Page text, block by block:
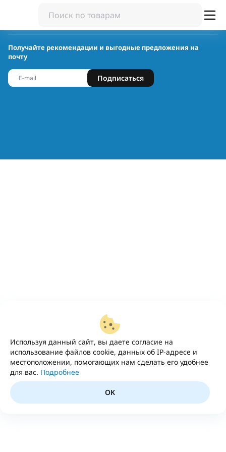
Используя данный сайт, вы даете согласие на
использование файлов cookie, данных об IP-адресе и
местоположении, помогающих нам сделать его удобнее
для вас. Подробнее
OK
Получайте рекомендации и выгодные предложения на
почту
Подписаться